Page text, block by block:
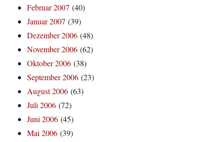
Februar 2007 (40)
Januar 2007 (39)
Dezember 2006 (48)
November 2006 (62)
Oktober 2006 (38)
September 2006 (23)
August 2006 (63)
Juli 2006 (72)
Juni 2006 (45)
Mai 2006 (39)